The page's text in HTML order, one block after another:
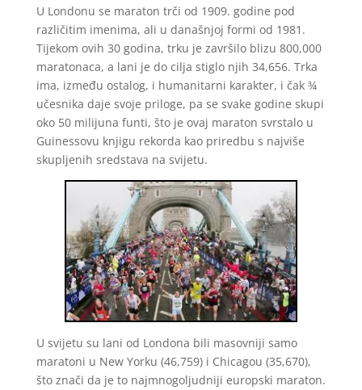
U Londonu se maraton trči od 1909. godine pod
različitim imenima, ali u današnjoj formi od 1981.
Tijekom ovih 30 godina, trku je završilo blizu 800,000
maratonaca, a lani je do cilja stiglo njih 34,656. Trka
ima, između ostalog, i humanitarni karakter, i čak ¾
učesnika daje svoje priloge, pa se svake godine skupi
oko 50 milijuna funti, što je ovaj maraton svrstalo u
Guinessovu knjigu rekorda kao priredbu s najviše
skupljenih sredstava na svijetu.
U svijetu su lani od Londona bili masovniji samo
maratoni u New Yorku (46,759) i Chicagou (35,670),
što znači da je to najmnogoljudniji europski maraton.